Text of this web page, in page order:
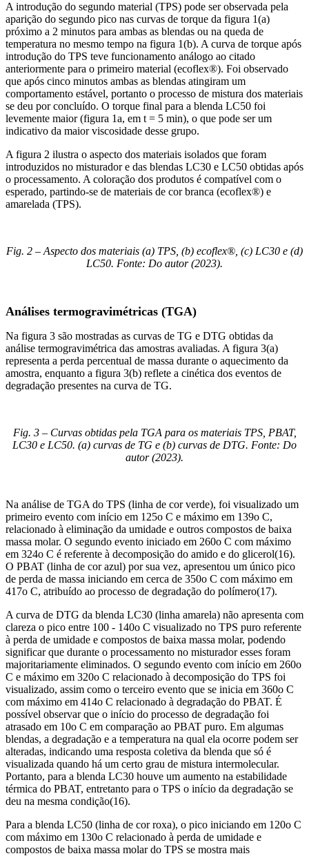
A introdução do segundo material (TPS) pode ser observada pela
aparição do segundo pico nas curvas de torque da figura 1(a)
próximo a 2 minutos para ambas as blendas ou na queda de
temperatura no mesmo tempo na figura 1(b). A curva de torque após
introdução do TPS teve funcionamento análogo ao citado
anteriormente para o primeiro material (ecoflex®). Foi observado
que após cinco minutos ambas as blendas atingiram um
comportamento estável, portanto o processo de mistura dos materiais
se deu por concluído. O torque final para a blenda LC50 foi
levemente maior (figura 1a, em t = 5 min), o que pode ser um
indicativo da maior viscosidade desse grupo.
A figura 2 ilustra o aspecto dos materiais isolados que foram
introduzidos no misturador e das blendas LC30 e LC50 obtidas após
o processamento. A coloração dos produtos é compatível com o
esperado, partindo-se de materiais de cor branca (ecoflex®) e
amarelada (TPS).
Fig. 2 – Aspecto dos materiais (a) TPS, (b) ecoflex®, (c) LC30 e (d)
LC50. Fonte: Do autor (2023).
Análises termogravimétricas (TGA)
Na figura 3 são mostradas as curvas de TG e DTG obtidas da
análise termogravimétrica das amostras avaliadas. A figura 3(a)
representa a perda percentual de massa durante o aquecimento da
amostra, enquanto a figura 3(b) reflete a cinética dos eventos de
degradação presentes na curva de TG.
Fig. 3 – Curvas obtidas pela TGA para os materiais TPS, PBAT,
LC30 e LC50. (a) curvas de TG e (b) curvas de DTG. Fonte: Do
autor (2023).
Na análise de TGA do TPS (linha de cor verde), foi visualizado um
primeiro evento com início em 125o C e máximo em 139o C,
relacionado à eliminação da umidade e outros compostos de baixa
massa molar. O segundo evento iniciado em 260o C com máximo
em 324o C é referente à decomposição do amido e do glicerol(16).
O PBAT (linha de cor azul) por sua vez, apresentou um único pico
de perda de massa iniciando em cerca de 350o C com máximo em
417o C, atribuído ao processo de degradação do polímero(17).
A curva de DTG da blenda LC30 (linha amarela) não apresenta com
clareza o pico entre 100 - 140o C visualizado no TPS puro referente
à perda de umidade e compostos de baixa massa molar, podendo
significar que durante o processamento no misturador esses foram
majoritariamente eliminados. O segundo evento com início em 260o
C e máximo em 320o C relacionado à decomposição do TPS foi
visualizado, assim como o terceiro evento que se inicia em 360o C
com máximo em 414o C relacionado à degradação do PBAT. É
possível observar que o início do processo de degradação foi
atrasado em 10o C em comparação ao PBAT puro. Em algumas
blendas, a degradação e a temperatura na qual ela ocorre podem ser
alteradas, indicando uma resposta coletiva da blenda que só é
visualizada quando há um certo grau de mistura intermolecular.
Portanto, para a blenda LC30 houve um aumento na estabilidade
térmica do PBAT, entretanto para o TPS o início da degradação se
deu na mesma condição(16).
Para a blenda LC50 (linha de cor roxa), o pico iniciando em 120o C
com máximo em 130o C relacionado à perda de umidade e
compostos de baixa massa molar do TPS se mostra mais